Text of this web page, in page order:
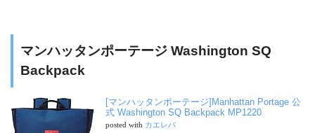
マンハッタンポーテージ Washington SQ
Backpack
[マンハッタンポーテージ]Manhattan Portage 公
式 Washington SQ Backpack MP1220
posted with カエレバ